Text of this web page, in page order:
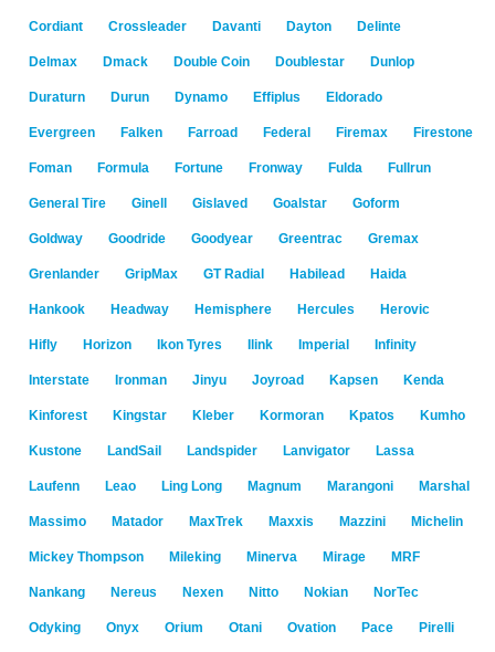
Cordiant Crossleader Davanti Dayton Delinte
Delmax Dmack Double Coin Doublestar Dunlop
Duraturn Durun Dynamo Effiplus Eldorado
Evergreen Falken Farroad Federal Firemax Firestone
Foman Formula Fortune Fronway Fulda Fullrun
General Tire Ginell Gislaved Goalstar Goform
Goldway Goodride Goodyear Greentrac Gremax
Grenlander GripMax GT Radial Habilead Haida
Hankook Headway Hemisphere Hercules Herovic
Hifly Horizon Ikon Tyres Ilink Imperial Infinity
Interstate Ironman Jinyu Joyroad Kapsen Kenda
Kinforest Kingstar Kleber Kormoran Kpatos Kumho
Kustone LandSail Landspider Lanvigator Lassa
Laufenn Leao Ling Long Magnum Marangoni Marshal
Massimo Matador MaxTrek Maxxis Mazzini Michelin
Mickey Thompson Mileking Minerva Mirage MRF
Nankang Nereus Nexen Nitto Nokian NorTec
Odyking Onyx Orium Otani Ovation Pace Pirelli